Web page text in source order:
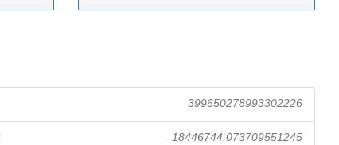
399650278993302226
18446744.073709551245